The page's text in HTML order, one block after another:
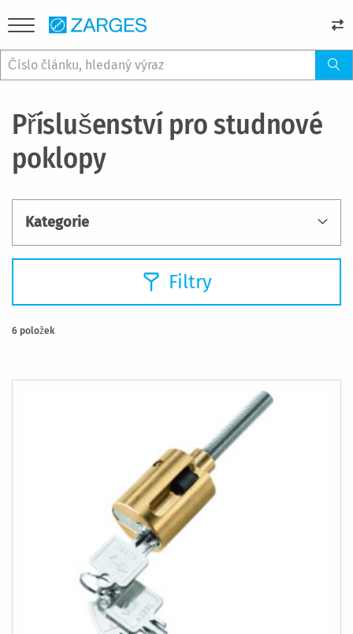
Příslušenství pro studnové
poklopy
Filtry
6 položek
Kategorie